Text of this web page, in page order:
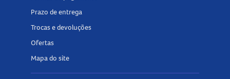
Prazo de entrega
Trocas e devoluções
Ofertas
Mapa do site